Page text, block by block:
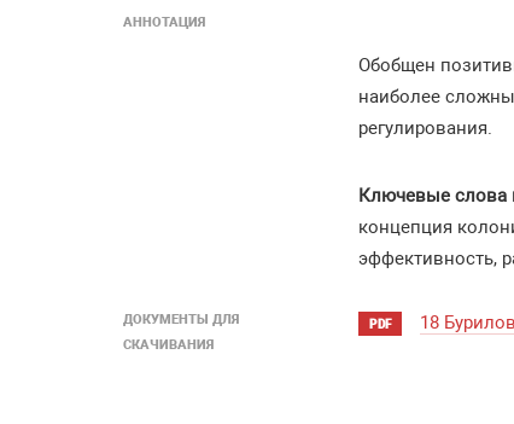
АННОТАЦИЯ
Обобщен
наиболее
регулирования.
Ключевые слова
концепция
эффективность,
ДОКУМЕНТЫ ДЛЯ
СКАЧИВАНИЯ
PDF 18